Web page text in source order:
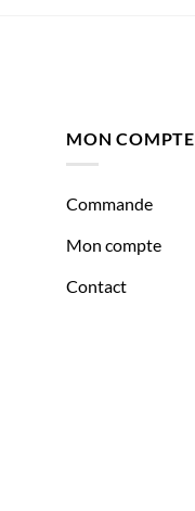
MON COMPTE
Commande
Mon compte
Contact